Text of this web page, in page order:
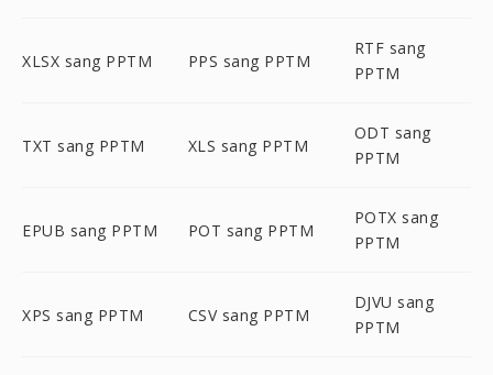
XLSX sang PPTM PPS sang PPTM
RTF sang
PPTM
TXT sang PPTM XLS sang PPTM
ODT sang
PPTM
EPUB sang PPTM POT sang PPTM
POTX sang
PPTM
XPS sang PPTM CSV sang PPTM
DJVU sang
PPTM